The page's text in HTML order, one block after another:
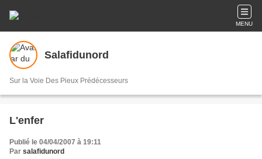
MENU
Salafidunord
Sur la Voie Des Pieux Prédécesseurs
L'enfer
Publié le 04/04/2007 à 19:11
Par salafidunord